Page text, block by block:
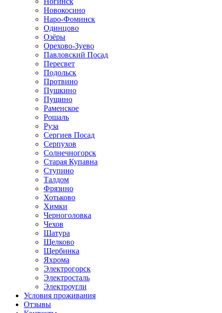
Новокосино
Наро-Фоминск
Одинцово
Озёры
Орехово-Зуево
Павловский Посад
Пересвет
Подольск
Протвино
Пушкино
Пущино
Раменское
Рошаль
Руза
Сергиев Посад
Серпухов
Солнечногорск
Старая Купавна
Ступино
Талдом
Фрязино
Хотьково
Химки
Черноголовка
Чехов
Шатура
Щелково
Щербинка
Яхрома
Электрогорск
Электросталь
Электроугли
Условия проживания
Отзывы